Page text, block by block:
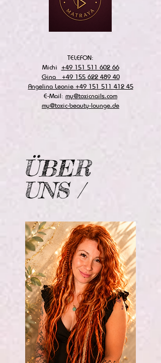
TELEFON:
Michi +49 151 511 602 66
Gina +49 155 622 489 40
Angelina Leonie +49 151 511 412 45
E-Mail: my@toxicnails.com
my@toxic-beauty-lounge.de
ÜBER
UNS /